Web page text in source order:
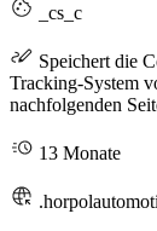
_cs_c
Speichert die
Tracking-System
nachfolgenden
13 Monate